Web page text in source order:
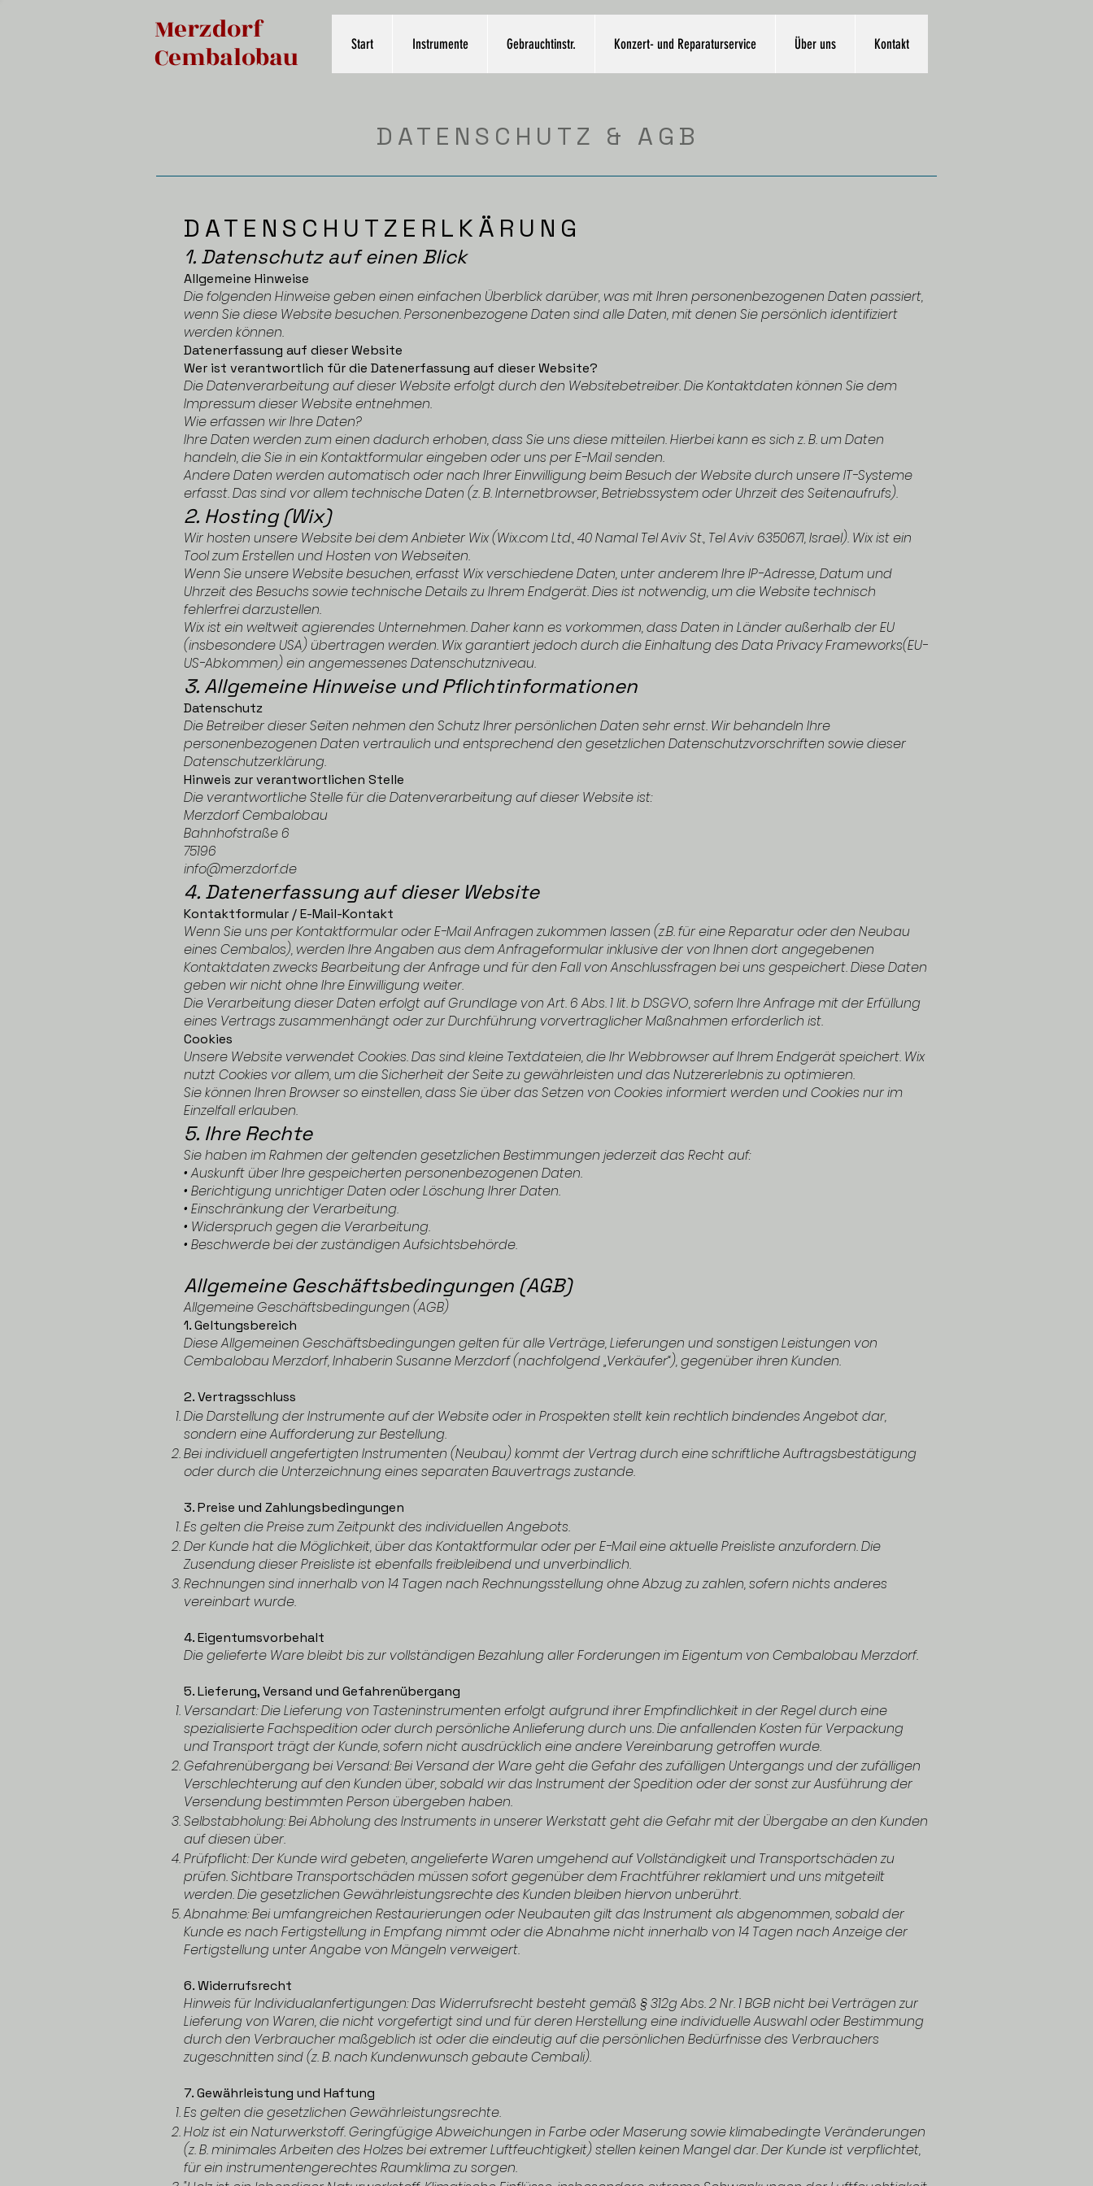
Merzdorf
Cembalobau Start Instrumente Gebrauchtinstr. Konzert- und Reparaturservice Über uns Kontakt
DATENSCHUTZ & AGB
DATENSCHUTZERLKÄRUNG
​1. Datenschutz auf einen Blick
Allgemeine Hinweise
Die folgenden Hinweise geben einen einfachen Überblick darüber, was mit Ihren personenbezogenen Daten passiert,
wenn Sie diese Website besuchen. Personenbezogene Daten sind alle Daten, mit denen Sie persönlich identifiziert
werden können.
Datenerfassung auf dieser Website
Wer ist verantwortlich für die Datenerfassung auf dieser Website?
Die Datenverarbeitung auf dieser Website erfolgt durch den Websitebetreiber. Die Kontaktdaten können Sie dem
Impressum dieser Website entnehmen.
Wie erfassen wir Ihre Daten?
Ihre Daten werden zum einen dadurch erhoben, dass Sie uns diese mitteilen. Hierbei kann es sich z. B. um Daten
handeln, die Sie in ein Kontaktformular eingeben oder uns per E-Mail senden.
Andere Daten werden automatisch oder nach Ihrer Einwilligung beim Besuch der Website durch unsere IT-Systeme
erfasst. Das sind vor allem technische Daten (z. B. Internetbrowser, Betriebssystem oder Uhrzeit des Seitenaufrufs).
2. Hosting (Wix)
Wir hosten unsere Website bei dem Anbieter Wix (Wix.com Ltd., 40 Namal Tel Aviv St., Tel Aviv 6350671, Israel). Wix ist ein
Tool zum Erstellen und Hosten von Webseiten.
Wenn Sie unsere Website besuchen, erfasst Wix verschiedene Daten, unter anderem Ihre IP-Adresse, Datum und
Uhrzeit des Besuchs sowie technische Details zu Ihrem Endgerät. Dies ist notwendig, um die Website technisch
fehlerfrei darzustellen.
Wix ist ein weltweit agierendes Unternehmen. Daher kann es vorkommen, dass Daten in Länder außerhalb der EU
(insbesondere USA) übertragen werden. Wix garantiert jedoch durch die Einhaltung des Data Privacy Frameworks(EU-
US-Abkommen) ein angemessenes Datenschutzniveau.
3. Allgemeine Hinweise und Pflichtinformationen
Datenschutz
Die Betreiber dieser Seiten nehmen den Schutz Ihrer persönlichen Daten sehr ernst. Wir behandeln Ihre
personenbezogenen Daten vertraulich und entsprechend den gesetzlichen Datenschutzvorschriften sowie dieser
Datenschutzerklärung.
Hinweis zur verantwortlichen Stelle
Die verantwortliche Stelle für die Datenverarbeitung auf dieser Website ist:
Merzdorf Cembalobau
Bahnhofstraße 6
75196
info@merzdorf.de
4. Datenerfassung auf dieser Website
Kontaktformular / E-Mail-Kontakt
Wenn Sie uns per Kontaktformular oder E-Mail Anfragen zukommen lassen (z.B. für eine Reparatur oder den Neubau
eines Cembalos), werden Ihre Angaben aus dem Anfrageformular inklusive der von Ihnen dort angegebenen
Kontaktdaten zwecks Bearbeitung der Anfrage und für den Fall von Anschlussfragen bei uns gespeichert. Diese Daten
geben wir nicht ohne Ihre Einwilligung weiter.
Die Verarbeitung dieser Daten erfolgt auf Grundlage von Art. 6 Abs. 1 lit. b DSGVO, sofern Ihre Anfrage mit der Erfüllung
eines Vertrags zusammenhängt oder zur Durchführung vorvertraglicher Maßnahmen erforderlich ist.
Cookies
Unsere Website verwendet Cookies. Das sind kleine Textdateien, die Ihr Webbrowser auf Ihrem Endgerät speichert. Wix
nutzt Cookies vor allem, um die Sicherheit der Seite zu gewährleisten und das Nutzererlebnis zu optimieren.
Sie können Ihren Browser so einstellen, dass Sie über das Setzen von Cookies informiert werden und Cookies nur im
Einzelfall erlauben.
5. Ihre Rechte
Sie haben im Rahmen der geltenden gesetzlichen Bestimmungen jederzeit das Recht auf:
• Auskunft über Ihre gespeicherten personenbezogenen Daten.
• Berichtigung unrichtiger Daten oder Löschung Ihrer Daten.
• Einschränkung der Verarbeitung.
• Widerspruch gegen die Verarbeitung.
• Beschwerde bei der zuständigen Aufsichtsbehörde.
Allgemeine Geschäftsbedingungen (AGB)
Allgemeine Geschäftsbedingungen (AGB)
1. Geltungsbereich
Diese Allgemeinen Geschäftsbedingungen gelten für alle Verträge, Lieferungen und sonstigen Leistungen von
Cembalobau Merzdorf, Inhaberin Susanne Merzdorf (nachfolgend „Verkäufer“), gegenüber ihren Kunden.
2. Vertragsschluss
Die Darstellung der Instrumente auf der Website oder in Prospekten stellt kein rechtlich bindendes Angebot dar,
sondern eine Aufforderung zur Bestellung.
Bei individuell angefertigten Instrumenten (Neubau) kommt der Vertrag durch eine schriftliche Auftragsbestätigung
oder durch die Unterzeichnung eines separaten Bauvertrags zustande.
3. Preise und Zahlungsbedingungen
Es gelten die Preise zum Zeitpunkt des individuellen Angebots.
Der Kunde hat die Möglichkeit, über das Kontaktformular oder per E-Mail eine aktuelle Preisliste anzufordern. Die
Zusendung dieser Preisliste ist ebenfalls freibleibend und unverbindlich.
Rechnungen sind innerhalb von 14 Tagen nach Rechnungsstellung ohne Abzug zu zahlen, sofern nichts anderes
vereinbart wurde.
4. Eigentumsvorbehalt
Die gelieferte Ware bleibt bis zur vollständigen Bezahlung aller Forderungen im Eigentum von Cembalobau Merzdorf.
5. Lieferung, Versand und Gefahrenübergang
Versandart: Die Lieferung von Tasteninstrumenten erfolgt aufgrund ihrer Empfindlichkeit in der Regel durch eine
spezialisierte Fachspedition oder durch persönliche Anlieferung durch uns. Die anfallenden Kosten für Verpackung
und Transport trägt der Kunde, sofern nicht ausdrücklich eine andere Vereinbarung getroffen wurde.
Gefahrenübergang bei Versand: Bei Versand der Ware geht die Gefahr des zufälligen Untergangs und der zufälligen
Verschlechterung auf den Kunden über, sobald wir das Instrument der Spedition oder der sonst zur Ausführung der
Versendung bestimmten Person übergeben haben.
Selbstabholung: Bei Abholung des Instruments in unserer Werkstatt geht die Gefahr mit der Übergabe an den Kunden
auf diesen über.
Prüfpflicht: Der Kunde wird gebeten, angelieferte Waren umgehend auf Vollständigkeit und Transportschäden zu
prüfen. Sichtbare Transportschäden müssen sofort gegenüber dem Frachtführer reklamiert und uns mitgeteilt
werden. Die gesetzlichen Gewährleistungsrechte des Kunden bleiben hiervon unberührt.
Abnahme: Bei umfangreichen Restaurierungen oder Neubauten gilt das Instrument als abgenommen, sobald der
Kunde es nach Fertigstellung in Empfang nimmt oder die Abnahme nicht innerhalb von 14 Tagen nach Anzeige der
Fertigstellung unter Angabe von Mängeln verweigert.
6. Widerrufsrecht
Hinweis für Individualanfertigungen: Das Widerrufsrecht besteht gemäß § 312g Abs. 2 Nr. 1 BGB nicht bei Verträgen zur
Lieferung von Waren, die nicht vorgefertigt sind und für deren Herstellung eine individuelle Auswahl oder Bestimmung
durch den Verbraucher maßgeblich ist oder die eindeutig auf die persönlichen Bedürfnisse des Verbrauchers
zugeschnitten sind (z. B. nach Kundenwunsch gebaute Cembali).
7. Gewährleistung und Haftung
Es gelten die gesetzlichen Gewährleistungsrechte.
Holz ist ein Naturwerkstoff. Geringfügige Abweichungen in Farbe oder Maserung sowie klimabedingte Veränderungen
(z. B. minimales Arbeiten des Holzes bei extremer Luftfeuchtigkeit) stellen keinen Mangel dar. Der Kunde ist verpflichtet,
für ein instrumentengerechtes Raumklima zu sorgen.